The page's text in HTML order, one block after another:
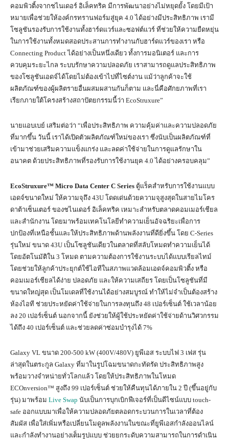
คอมพิวติ้งจากชไนเดอร์ อิเล็คทริค มีการพัฒนาอย่างไม่หยุดยั้ง โดยมีเป้า
หมายเพื่อช่วยให้องค์กรทรานฟอร์มสู่ยุค 4.0 ได้อย่างมีประสิทธิภาพ เรามี
โซลูชันรองรับการใช้งานทั้งฮาร์ดแวร์และซอฟต์แวร์ ที่ช่วยให้ความยืดหยุ่น
ในการใช้งานทั้งหมดสอดประสานการทำงานกับฮาร์ดแวร์ของเรา หรือ
Connecting Product ได้อย่างเป็นหนึ่งเดียว ทั้งการมอนิเตอร์ และการ
ควบคุมระยะไกล ระบบรักษาความปลอดภัย เราสามารถดูแลประสิทธิภาพ
ของโซลูชันเอดจ์ได้โดยไม่ต้องเข้าไปที่ไซต์งาน แม้ว่าลูกค้าจะใช้
ผลิตภัณฑ์ของผู้ผลิตรายอื่นผสมผสานกันก็ตาม และนี่คือศักยภาพที่เรา
เรียกภายใต้โครงสร้างสถาปัตยกรรมนี้ว่า EcoStruxure”
นายแอบเบย์ เสริมต่อว่า “เพื่อประสิทธิภาพ ความคุ้มค่าและความปลอดภัย
ที่มากขึ้น วันนี้ เราได้เปิดตัวผลิตภัณฑ์ใหม่ของเรา ซึ่งนับเป็นผลิตภัณฑ์ที่
เข้ามาช่วยเสริมความแข็งแกร่ง และลดค่าใช้จ่ายในการดูแลรักษาใน
อนาคต ด้วยประสิทธิภาพที่รองรับการใช้งานยุค 4.0 ได้อย่างครอบคลุม”
EcoStruxure™ Micro Data Center C Series ตู้แร็คสำหรับการใช้งานแบบ
เอดจ์ขนาดใหม่ ให้ความจุถึง 43U โดดเด่นด้วยความจุสูงสุดในสายไมโคร
ดาต้าเซ็นเตอร์ ของชไนเดอร์ อิเล็คทริค เหมาะสำหรับตลาดคอมเมอร์เชียล
และสำนักงาน โดยมาพร้อมเทคโนโลยีทำความเย็นอัจฉริยะเพื่อการ
ปกป้องที่เหนือชั้นและให้ประสิทธิภาพด้านพลังงานที่ดียิ่งขึ้น โดย C-Series
รุ่นใหม่ ขนาด 43U เป็นโซลูชันเดียวในตลาดที่สลับโหมดทำความเย็นได้
โดยอัตโนมัติใน 3 โหมด ตามความต้องการใช้งานระบบได้แบบเรียลไทม์
โดยช่วยให้ลูกค้าประยุกต์ใช้ไอทีในสภาพแวดล้อมเอดจ์คอมพิวติ้ง หรือ
คอมเมอร์เชียลได้ง่าย ปลอดภัย และให้ความเสถียร โดยเป็นโซลูชันที่มี
ขนาดใหญ่สุด เป็นโมเดลที่ใช้งานได้อย่างสมบูรณ์ ทำให้ไม่จำเป็นต้องสร้าง
ห้องไอที ช่วยประหยัดค่าใช้จ่ายในการลงทุนถึง 48 เปอร์เซ็นต์ ใช้เวลาน้อย
ลง 20 เปอร์เซ็นต์ นอกจากนี้ ยังช่วยให้ผู้ใช้ประหยัดค่าใช้จ่ายด้านวิศวกรรม
ได้ถึง 40 เปอร์เซ็นต์ และช่วยลดค่าซ่อมบำรุงได้ 7%
Galaxy VL ขนาด 200-500 kW (400V/480V) ยูพีเอส ระบบไฟ 3 เฟส รุ่น
ล่าสุดในตระกูล Galaxy ที่มาในรูปโฉมขนาดกะทัดรัด ประสิทธิภาพสูง
พร้อมวางจำหน่ายทั่วโลกแล้ว โดยให้ประสิทธิภาพในโหมด
ECOnversion™ สูงถึง 99 เปอร์เซ็นต์ ช่วยให้คืนทุนได้ภายใน 2 ปี (ขึ้นอยู่กับ
รุ่น) มาพร้อม Live Swap นับเป็นการบุกเบิกฟีเจอร์ที่เป็นดีไซน์แบบ touch-
safe ออกแบบมาเพื่อให้ความปลอดภัยตลอดกระบวนการในเวลาที่ต้อง
สัมผัส เพื่อใส่เพิ่มหรือเปลี่ยนโมดูลพลังงานในขณะที่ยูพีเอสกำลังออนไลน์
และกำลังทำงานอย่างเต็มรูปแบบ ช่วยยกระดับความสามารถในการดำเนิน